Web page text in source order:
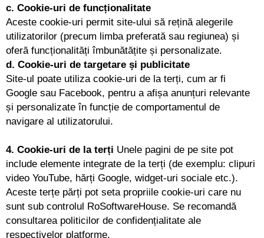
c. Cookie-uri de funcționalitate
Aceste cookie-uri permit site-ului să rețină alegerile
utilizatorilor (precum limba preferată sau regiunea) și
oferă funcționalități îmbunătățite și personalizate.
d. Cookie-uri de targetare și publicitate
Site-ul poate utiliza cookie-uri de la terți, cum ar fi
Google sau Facebook, pentru a afișa anunțuri relevante
și personalizate în funcție de comportamentul de
navigare al utilizatorului.
4. Cookie-uri de la terți Unele pagini de pe site pot
include elemente integrate de la terți (de exemplu: clipuri
video YouTube, hărți Google, widget-uri sociale etc.).
Aceste terțe părți pot seta propriile cookie-uri care nu
sunt sub controlul RoSoftwareHouse. Se recomandă
consultarea politicilor de confidențialitate ale
respectivelor platforme.